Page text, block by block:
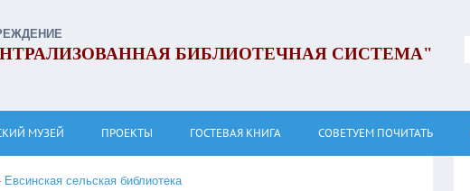
БИБЛИОТЕЧНАЯ СИСТЕМА"
МУЗЕЙ ПРОЕКТЫ ГОСТЕВАЯ КНИГА СОВЕТУЕМ ПОЧИТАТЬ
Евсинская сельская библиотека